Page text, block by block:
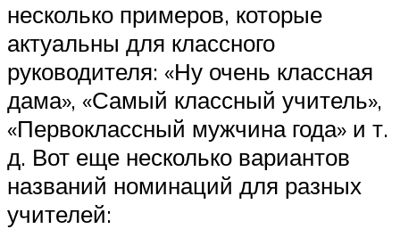
несколько примеров, которые
актуальны для классного
руководителя: «Ну очень классная
дама», «Самый классный учитель»,
«Первоклассный мужчина года» и т.
д. Вот еще несколько вариантов
названий номинаций для разных
учителей: